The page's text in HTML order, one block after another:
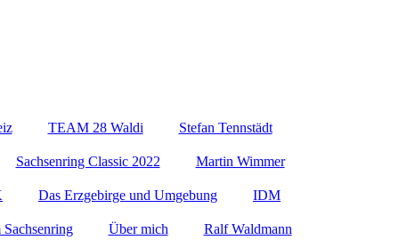
TEAM 28 Waldi Stefan Tennstädt
Sachsenring Classic 2022 Martin Wimmer
Das Erzgebirge und Umgebung IDM
Über mich Ralf Waldmann